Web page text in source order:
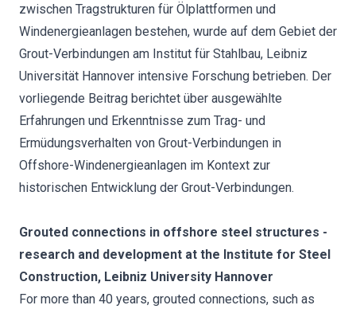
zwischen Tragstrukturen für Ölplattformen und
Windenergieanlagen bestehen, wurde auf dem Gebiet der
Grout-Verbindungen am Institut für Stahlbau, Leibniz
Universität Hannover intensive Forschung betrieben. Der
vorliegende Beitrag berichtet über ausgewählte
Erfahrungen und Erkenntnisse zum Trag- und
Ermüdungsverhalten von Grout-Verbindungen in
Offshore-Windenergieanlagen im Kontext zur
historischen Entwicklung der Grout-Verbindungen.
Grouted connections in offshore steel structures -
research and development at the Institute for Steel
Construction, Leibniz University Hannover
For more than 40 years, grouted connections, such as